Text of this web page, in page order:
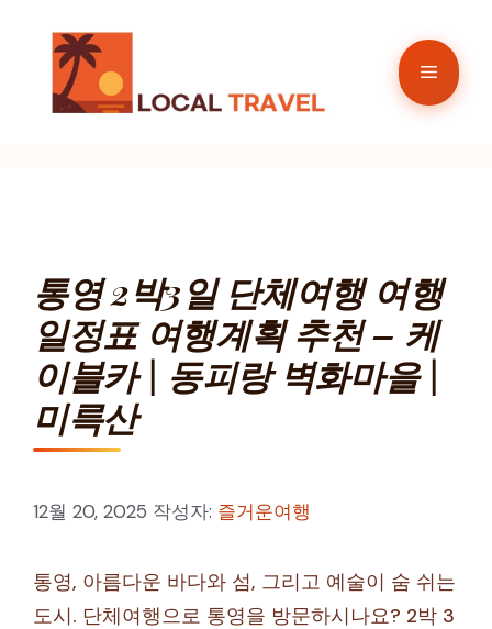
메
통영 2박3일 단체여행 여행
일정표 여행계획 추천 – 케
이블카 | 동피랑 벽화마을 |
미륵산
12월 20, 2025 작성자: 즐거운여행
통영, 아름다운 바다와 섬, 그리고 예술이 숨 쉬는
도시. 단체여행으로 통영을 방문하시나요? 2박 3